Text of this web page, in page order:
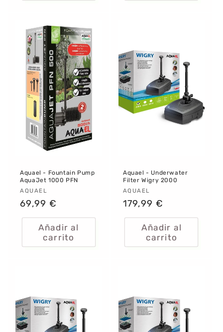
Aquael - Fountain Pump
AquaJet 1000 PFN
Proveedor:
AQUAEL
Precio
habitual
69,99 €
Añadir al
carrito
Aquael - Underwater
Filter Wigry 2000
Proveedor:
AQUAEL
Precio
habitual
179,99 €
Añadir al
carrito